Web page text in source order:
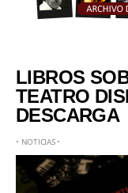
LIBROS
TEATRO
DESCARGA
• NOTICIAS•